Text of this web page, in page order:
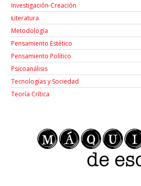
Investigación-Creación
Łiteratura
Metodología
Pensamiento Estético
Pensamiento Político
Psicoanálisis
Tecnologías y Sociedad
Teoría Crítica